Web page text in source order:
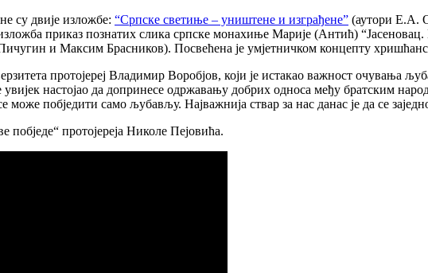
су двије изложбе: “Српске светиње – уништене и изграђене” (аутори Е.А.
приказ познатих слика српске монахиње Марије (Антић) “Јасеновац.
и Максим Брасников). Посвећена је умјетничком концепту
протојереј Владимир Воробјов, који је истакао важност очувања
настојао да допринесе одржавању добрих односа међу братским
побједити само љубављу. Најважнија ствар за нас данас је да се
протојереја Николе Пејовића.